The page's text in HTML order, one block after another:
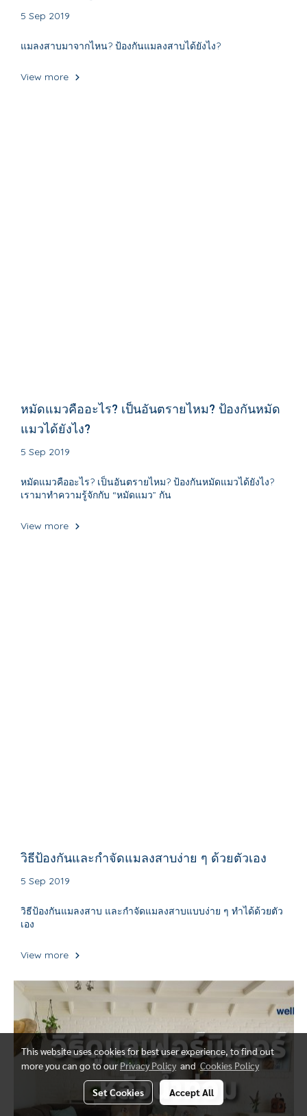
5 Sep 2019
แมลงสาบมาจากไหน? ป้องกันแมลงสาบได้ยังไง?
View more
หมัดแมวคืออะไร? เป็นอันตรายไหม? ป้องกันหมัด
แมวได้ยังไง?
5 Sep 2019
หมัดแมวคืออะไร? เป็นอันตรายไหม? ป้องกันหมัดแมวได้ยังไง?
เรามาทำความรู้จักกับ “หมัดแมว” กัน
View more
วิธีป้องกันและกำจัดแมลงสาบง่าย ๆ ด้วยตัวเอง
5 Sep 2019
วิธีป้องกันแมลงสาบ และกำจัดแมลงสาบแบบง่าย ๆ ทำได้ด้วยตัว
เอง
View more
This website uses cookies for best user experience, to find out
more you can go to ourPrivacy Policyand Cookies Policy
Set Cookies Accept All